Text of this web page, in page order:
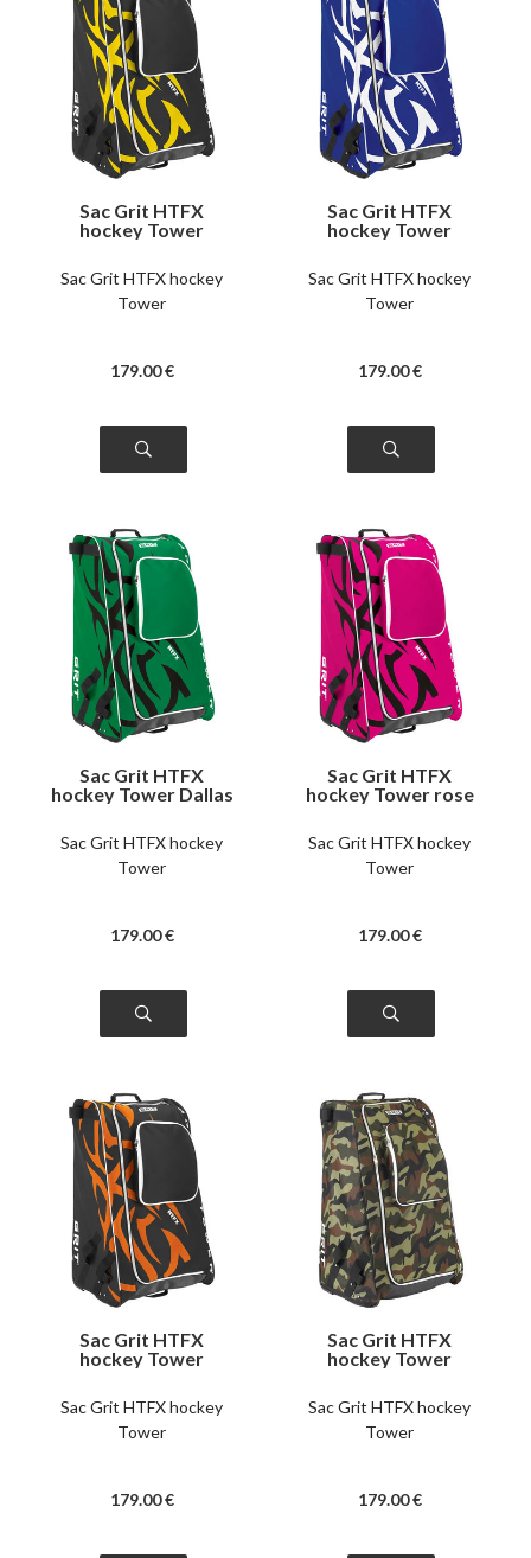
Sac Grit HTFX
hockey Tower
Sac Grit HTFX hockey
Tower
179.00 €
Sac Grit HTFX
hockey Tower
Sac Grit HTFX hockey
Tower
179.00 €
Sac Grit HTFX
hockey Tower Dallas
Sac Grit HTFX hockey
Tower
179.00 €
Sac Grit HTFX
hockey Tower rose
Sac Grit HTFX hockey
Tower
179.00 €
Sac Grit HTFX
hockey Tower
Sac Grit HTFX hockey
Tower
179.00 €
Sac Grit HTFX
hockey Tower
Sac Grit HTFX hockey
Tower
179.00 €